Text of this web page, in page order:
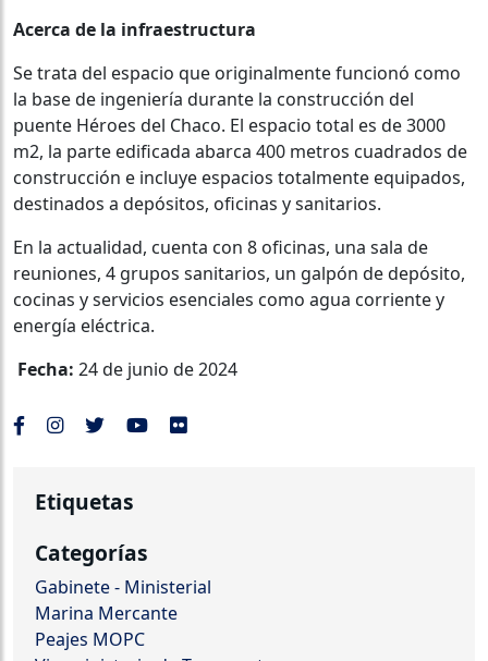
Acerca de la infraestructura
Se trata del espacio que originalmente funcionó como
la base de ingeniería durante la construcción del
puente Héroes del Chaco. El espacio total es de 3000
m2, la parte edificada abarca 400 metros cuadrados de
construcción e incluye espacios totalmente equipados,
destinados a depósitos, oficinas y sanitarios.
En la actualidad, cuenta con 8 oficinas, una sala de
reuniones, 4 grupos sanitarios, un galpón de depósito,
cocinas y servicios esenciales como agua corriente y
energía eléctrica.
Fecha: 24 de junio de 2024
Etiquetas
Categorías
Gabinete - Ministerial
Marina Mercante
Peajes MOPC